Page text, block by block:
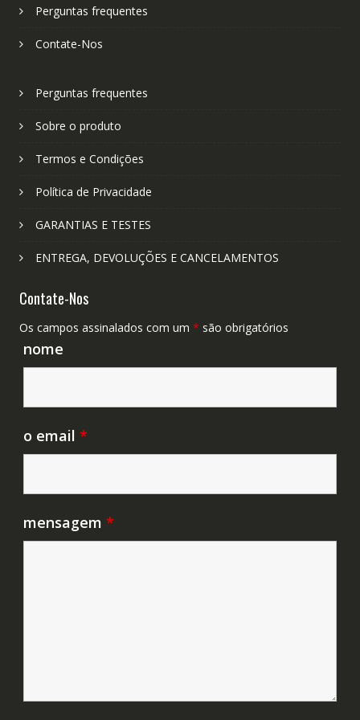
Perguntas frequentes
Contate-Nos
Perguntas frequentes
Sobre o produto
Termos e Condições
Política de Privacidade
GARANTIAS E TESTES
ENTREGA, DEVOLUÇÕES E CANCELAMENTOS
Contate-Nos
Os campos assinalados com um * são obrigatórios
nome
o email *
mensagem *